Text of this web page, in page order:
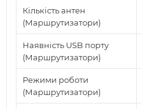
Кількість антен
(Маршрутизатори)
Наявність USB порту
(Маршрутизатори)
Режими роботи
(Маршрутизатори)